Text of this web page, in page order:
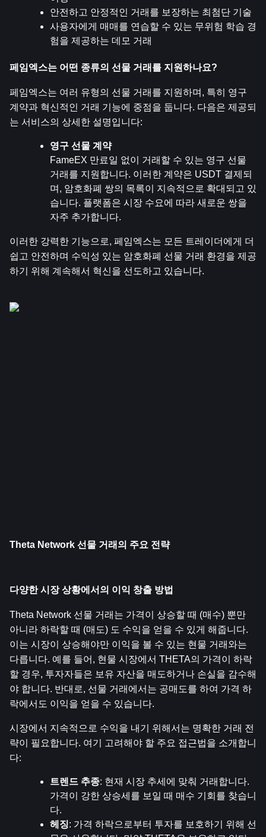
안전하고 안정적인 거래를 보장하는 최첨단 기술
사용자에게 매매를 연습할 수 있는 무위험 학습 경
험을 제공하는 데모 거래
페임엑스는 어떤 종류의 선물 거래를 지원하나요?
페임엑스는 여러 유형의 선물 거래를 지원하며, 특히 영구
계약과 혁신적인 거래 기능에 중점을 둡니다. 다음은 제공되
는 서비스의 상세한 설명입니다:
영구 선물 계약
FameEX 만료일 없이 거래할 수 있는 영구 선물
거래를 지원합니다. 이러한 계약은 USDT 결제되
며, 암호화폐 쌍의 목록이 지속적으로 확대되고 있
습니다. 플랫폼은 시장 수요에 따라 새로운 쌍을
자주 추가합니다.
이러한 강력한 기능으로, 페임엑스는 모든 트레이더에게 더
쉽고 안전하며 수익성 있는 암호화폐 선물 거래 환경을 제공
하기 위해 계속해서 혁신을 선도하고 있습니다.
Theta Network 선물 거래의 주요 전략
다양한 시장 상황에서의 이익 창출 방법
Theta Network 선물 거래는 가격이 상승할 때 (매수) 뿐만
아니라 하락할 때 (매도) 도 수익을 얻을 수 있게 해줍니다.
이는 시장이 상승해야만 이익을 볼 수 있는 현물 거래와는
다릅니다. 예를 들어, 현물 시장에서 THETA의 가격이 하락
할 경우, 투자자들은 보유 자산을 매도하거나 손실을 감수해
야 합니다. 반대로, 선물 거래에서는 공매도를 하여 가격 하
락에서도 이익을 얻을 수 있습니다.
시장에서 지속적으로 수익을 내기 위해서는 명확한 거래 전
략이 필요합니다. 여기 고려해야 할 주요 접근법을 소개합니
다:
트렌드 추종: 현재 시장 추세에 맞춰 거래합니다.
가격이 강한 상승세를 보일 때 매수 기회를 찾습니
다.
헤징: 가격 하락으로부터 투자를 보호하기 위해 선